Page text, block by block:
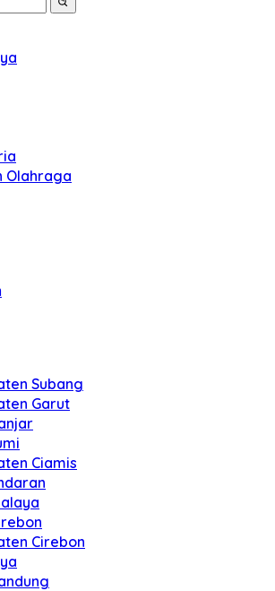
Olahraga
Subang
Garut
Ciamis
Cirebon